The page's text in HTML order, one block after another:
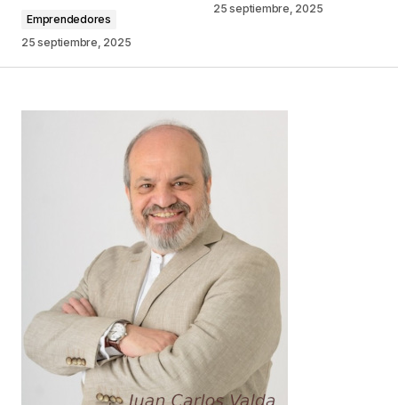
Comentario
*
Guarda mi nombre, correo electrónico y web en
este navegador para la próxima vez que
comente.
Este sitio esta protegido por
reCAPTCHA y laPolítica de
privacidady losTérminos del servicio
de Google se aplican.
Emprendedores
25 septiembre, 2025
25 septiembre, 2025